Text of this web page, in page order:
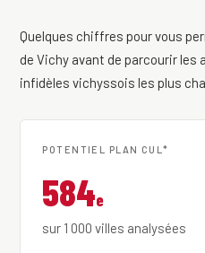
Quelques chiffres pour vous
de Vichy avant de parcourir les
infidèles vichyssois les plus
POTENTIEL PLAN CUL*
584e
sur 1 000 villes analysées